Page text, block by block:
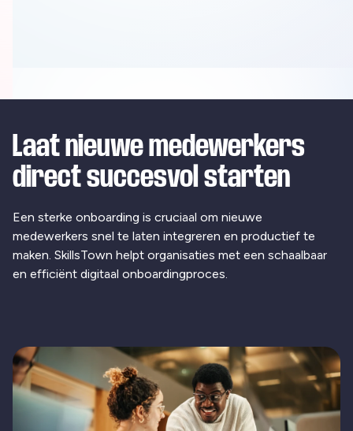
Laat nieuwe medewerkers
direct succesvol starten
Een sterke onboarding is cruciaal om nieuwe
medewerkers snel te laten integreren en productief te
maken. SkillsTown helpt organisaties met een schaalbaar
en efficiënt digitaal onboardingproces.